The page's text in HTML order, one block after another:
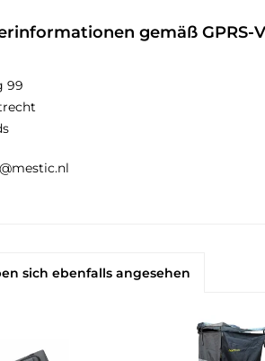
gemäß GPRS-
99
sich ebenfalls angesehen